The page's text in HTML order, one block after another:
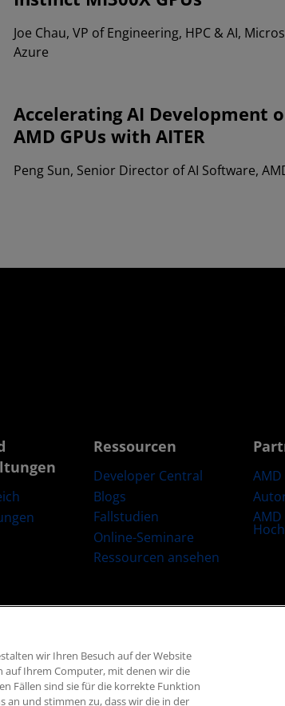
Joe Chau, VP of Engineering, HPC & AI,
Azure
Accelerating AI Development
AMD GPUs with AITER
Peng Sun, Senior Director of AI Software,
Ressourcen
Developer Central
Blogs
Fallstudien
Online-Seminare
Ressourcen ansehen
AMD
Fairer und offener Wettbewerb
© 2026 Advanced Micro Devices, Inc.
wir Ihren Besuch auf der Website
Ihrem Computer, mit denen wir die
Fällen sind sie für die korrekte Funktion
an und stimmen zu, dass wir die in der